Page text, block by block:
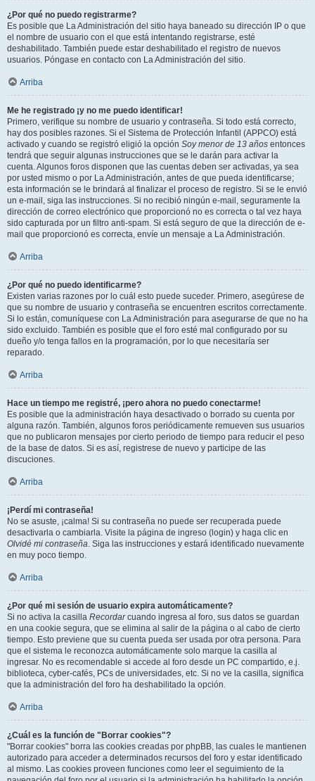
¿Por qué no puedo registrarme?
Es posible que La Administración del sitio haya baneado su dirección IP o que
el nombre de usuario con el que está intentando registrarse, esté
deshabilitado. También puede estar deshabilitado el registro de nuevos
usuarios. Póngase en contacto con La Administración del sitio.
Arriba
Me he registrado ¡y no me puedo identificar!
Primero, verifique su nombre de usuario y contraseña. Si todo está correcto,
hay dos posibles razones. Si el Sistema de Protección Infantil (APPCO) está
activado y cuando se registró eligió la opción Soy menor de 13 años entonces
tendrá que seguir algunas instrucciones que se le darán para activar la
cuenta. Algunos foros disponen que las cuentas deben ser activadas, ya sea
por usted mismo o por La Administración, antes de que pueda identificarse;
esta información se le brindará al finalizar el proceso de registro. Si se le envió
un e-mail, siga las instrucciones. Si no recibió ningún e-mail, seguramente la
dirección de correo electrónico que proporcionó no es correcta o tal vez haya
sido capturada por un filtro anti-spam. Si está seguro de que la dirección de e-
mail que proporcionó es correcta, envíe un mensaje a La Administración.
Arriba
¿Por qué no puedo identificarme?
Existen varias razones por lo cuál esto puede suceder. Primero, asegúrese de
que su nombre de usuario y contraseña se encuentren escritos correctamente.
Si lo están, comuníquese con La Administración para asegurarse de que no ha
sido excluido. También es posible que el foro esté mal configurado por su
dueño y/o tenga fallos en la programación, por lo que necesitaría ser
reparado.
Arriba
Hace un tiempo me registré, ¡pero ahora no puedo conectarme!
Es posible que la administración haya desactivado o borrado su cuenta por
alguna razón. También, algunos foros periódicamente remueven sus usuarios
que no publicaron mensajes por cierto periodo de tiempo para reducir el peso
de la base de datos. Si es así, registrese de nuevo y participe de las
discuciones.
Arriba
¡Perdí mi contraseña!
No se asuste, ¡calma! Si su contraseña no puede ser recuperada puede
desactivarla o cambiarla. Visite la página de ingreso (login) y haga clic en
Olvidé mi contraseña. Siga las instrucciones y estará identificado nuevamente
en muy poco tiempo.
Arriba
¿Por qué mi sesión de usuario expira automáticamente?
Si no activa la casilla Recordarcuando ingresa al foro, sus datos se guardan
en una cookie segura, que se elimina al salir de la página o al cabo de cierto
tiempo. Esto previene que su cuenta pueda ser usada por otra persona. Para
que el sistema le reconozca automáticamente solo marque la casilla al
ingresar. No es recomendable si accede al foro desde un PC compartido, e.j.
biblioteca, cyber-cafés, PCs de universidades, etc. Si no ve la casilla, significa
que la administración del foro ha deshabilitado la opción.
Arriba
¿Cuál es la función de "Borrar cookies"?
"Borrar cookies" borra las cookies creadas por phpBB, las cuales le mantienen
autorizado para acceder a determinados recursos del foro y estar identificado
al mismo. Las cookies proveen funciones como leer el seguimiento de la